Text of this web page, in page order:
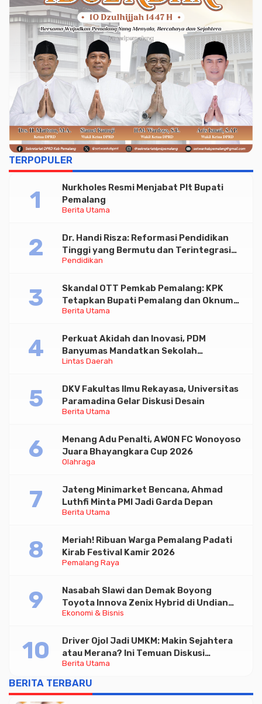
TERPOPULER
Berita Utama
Nurkholes Resmi Menjabat Plt Bupati
Pemalang
Pendidikan
Dr. Handi Risza: Reformasi Pendidikan
Tinggi yang Bermutu dan Terintegrasi
Menuju Indonesia Emas 2045
Berita Utama
Skandal OTT Pemkab Pemalang: KPK
Tetapkan Bupati Pemalang dan Oknum
Staf Internal Sebagai Tersangka
Lintas Daerah
Perkuat Akidah dan Inovasi, PDM
Banyumas Mandatkan Sekolah
Muhammadiyah Jadi Pilihan Utama Umat
Berita Utama
DKV Fakultas Ilmu Rekayasa, Universitas
Paramadina Gelar Diskusi Desain
Olahraga
Menang Adu Penalti, AWON FC Wonoyoso
Juara Bhayangkara Cup 2026
Berita Utama
Jateng Minimarket Bencana, Ahmad
Luthfi Minta PMI Jadi Garda Depan
Pemalang Raya
Meriah! Ribuan Warga Pemalang Padati
Kirab Festival Kamir 2026
Ekonomi & Bisnis
Nasabah Slawi dan Demak Boyong
Toyota Innova Zenix Hybrid di Undian
Tabungan Bima Bank Jateng
Berita Utama
Driver Ojol Jadi UMKM: Makin Sejahtera
atau Merana? Ini Temuan Diskusi
Paramadina
BERITA TERBARU